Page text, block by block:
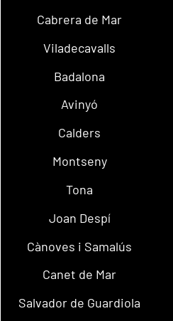
Cabrera de Mar
Viladecavalls
Badalona
Avinyó
Calders
Montseny
Tona
Joan Despí
Cànoves i Samalús
Canet de Mar
Salvador de Guardiola